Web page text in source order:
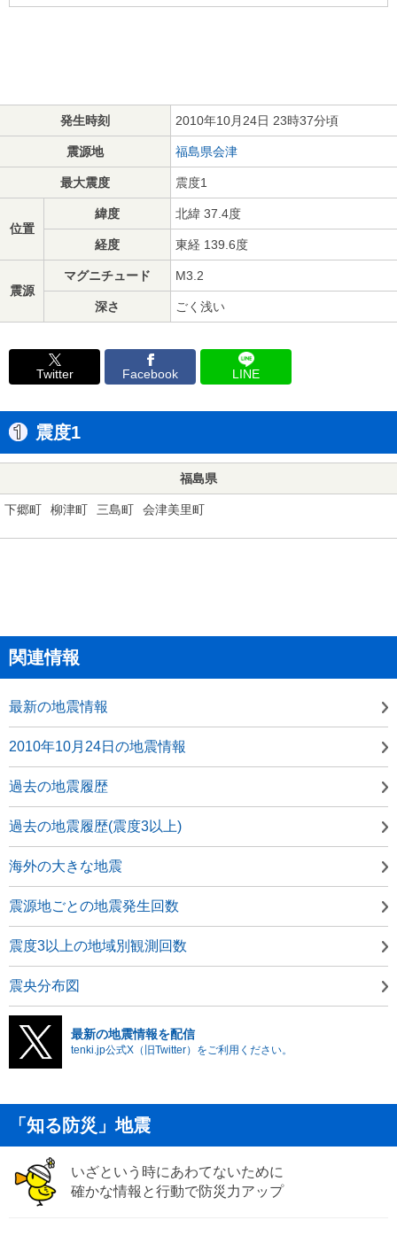
発生時刻 2010年10月24日 23時37分頃
震源地 福島県会津
最大震度 震度1
位置
緯度 北緯 37.4度
経度 東経 139.6度
震源
マグニチュード M3.2
深さ ごく浅い
Twitter Facebook LINE
震度1
福島県
下郷町 柳津町 三島町 会津美里町
関連情報
最新の地震情報
2010年10月24日の地震情報
過去の地震履歴
過去の地震履歴(震度3以上)
海外の大きな地震
震源地ごとの地震発生回数
震度3以上の地域別観測回数
震央分布図
最新の地震情報を配信
tenki.jp公式X（旧Twitter）をご利用ください。
「知る防災」地震
いざという時にあわてないために
確かな情報と行動で防災力アップ